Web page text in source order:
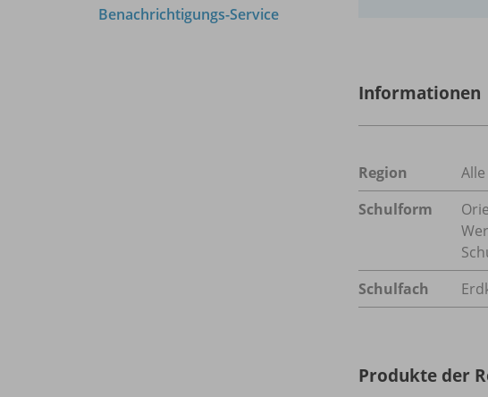
Benachrichtigungs-Service
Informationen
Region
Schulform
Schulfach
Produkte der